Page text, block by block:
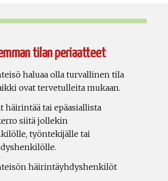
tilan periaatteet
haluaa olla turvallinen tila
ovat tervetulleita mukaan.
häirintää tai epäasiallista
siitä jollekin
työntekijälle tai
häirintäyhdyshenkilöt